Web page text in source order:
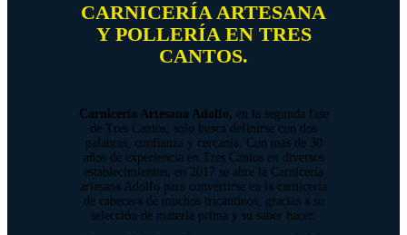
CARNICERÍA ARTESANA
Y POLLERÍA EN TRES
CANTOS.
Carnicería Artesana Adolfo, en la segunda fase
de Tres Cantos, solo busca definirse con dos
palabras, confianza y cercanía. Con mas de 30
años de experiencia en Tres Cantos en diversos
establecimientos, en 2017 se abre la Carnicería
artesana Adolfo para convertirse en la carnicería
de cabecera de muchos tricantinos, gracias a su
selección de materia prima y su saber hacer.